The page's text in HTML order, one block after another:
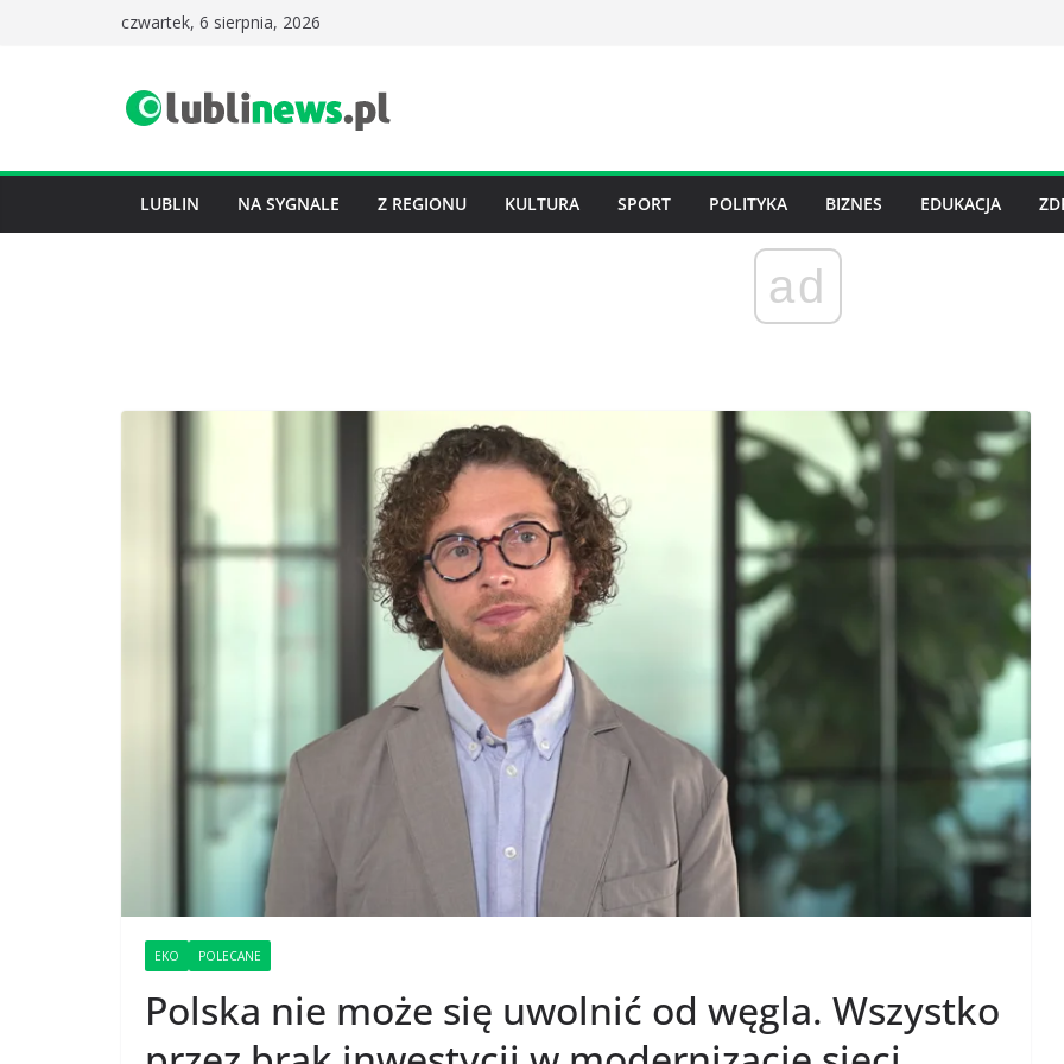
czwartek, 6 sierpnia, 2026
LUBLIN NA SYGNALE Z REGIONU KULTURA SPORT POLITYKA BIZNES EDUKACJA
ad
EKO POLECANE
Polska nie może się uwolnić od węgla. Wszystko